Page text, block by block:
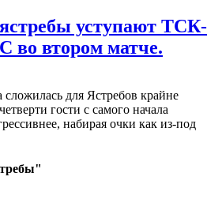
уступают ТСК-
втором матче.
для Ястребов крайне
гости с самого начала
набирая очки как из-под